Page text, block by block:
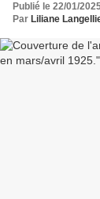
Publié le 22/01/
Par Liliane